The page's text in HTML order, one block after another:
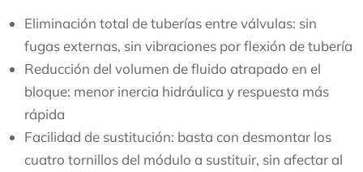
Eliminación total de tuberías entre válvulas: sin
fugas externas, sin vibraciones por flexión de tubería
Reducción del volumen de fluido atrapado en el
bloque: menor inercia hidráulica y respuesta más
rápida
Facilidad de sustitución: basta con desmontar los
cuatro tornillos del módulo a sustituir, sin afectar al